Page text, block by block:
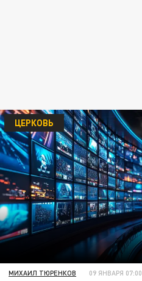
ЦЕРКОВЬ
МИХАИЛ ТЮРЕНКОВ 09 ЯНВАРЯ 07:00